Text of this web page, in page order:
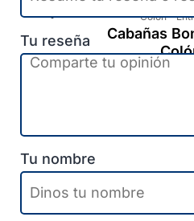
Colón-
Cabañas
Tu reseña
Tu nombre